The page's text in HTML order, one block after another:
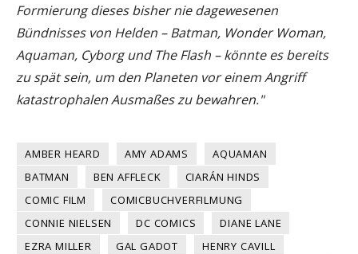
Formierung dieses bisher nie dagewesenen
Bündnisses von Helden – Batman, Wonder Woman,
Aquaman, Cyborg und The Flash – könnte es bereits
zu spät sein, um den Planeten vor einem Angriff
katastrophalen Ausmaßes zu bewahren."
AMBER HEARD AMY ADAMS
AQUAMAN
BATMAN
BEN AFFLECK
CIARÁN HINDS
COMIC FILM
COMICBUCHVERFILMUNG
CONNIE NIELSEN
DC COMICS
DIANE LANE
EZRA MILLER
GAL GADOT
HENRY CAVILL